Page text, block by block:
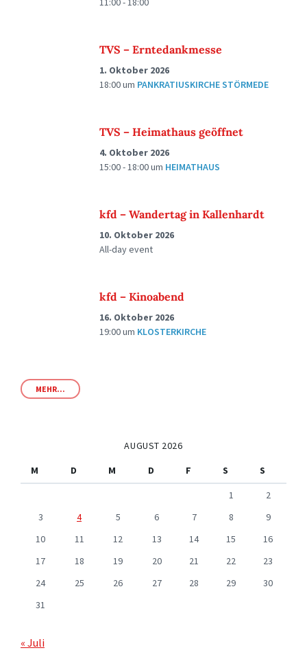
TVS – Erntedankmesse
1. Oktober 2026
18:00um PANKRATIUSKIRCHE STÖRMEDE
TVS – Heimathaus geöffnet
4. Oktober 2026
15:00 - 18:00um HEIMATHAUS
kfd – Wandertag in Kallenhardt
10. Oktober 2026
All-day event
kfd – Kinoabend
16. Oktober 2026
19:00um KLOSTERKIRCHE
MEHR...
AUGUST 2026
M
D M D F S
S
1
2
3
4 5 6 7 8
9
10
11 12 13 14 15
16
17
18 19 20 21 22
23
24
25 26 27 28 29
30
31
« Juli